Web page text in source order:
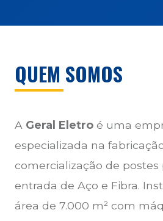
QUEM SOMOS
A Geral Eletro é uma
especializada na
comercialização de postes
entrada de Aço e Fibra.
área de 7.000 m² com